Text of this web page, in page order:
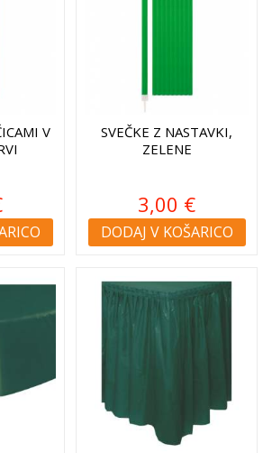
V
SVEČKE Z NASTAVKI,
ZELENE
3,00 €
DODAJ V KOŠARICO